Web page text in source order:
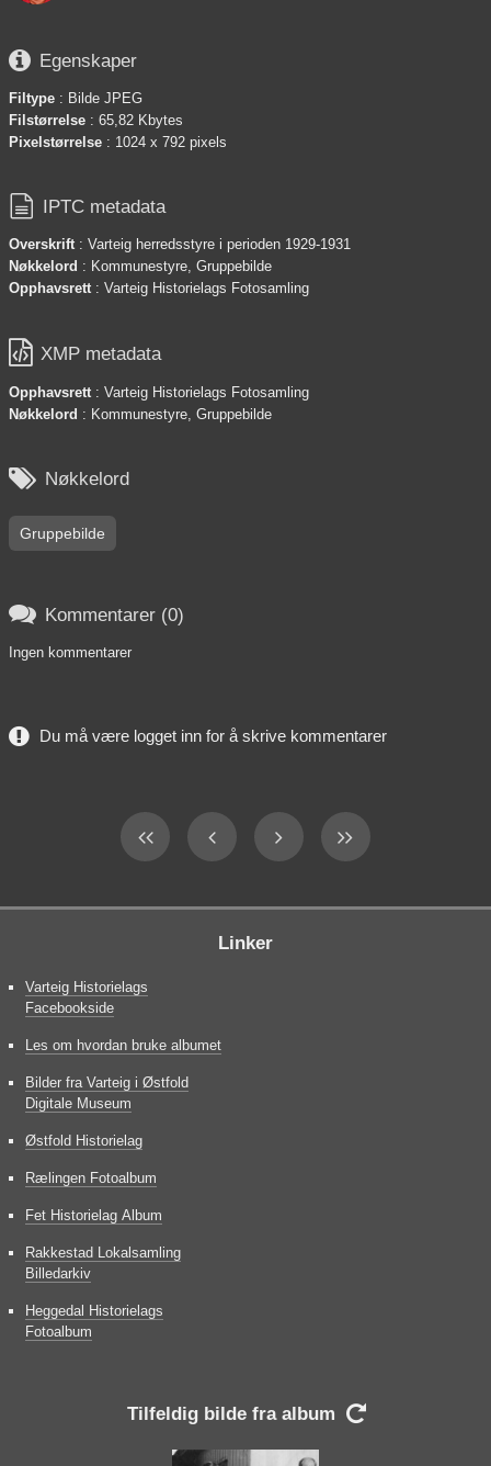
 Egenskaper
Filtype : Bilde JPEG
Filstørrelse : 65,82 Kbytes
Pixelstørrelse : 1024 x 792 pixels
 IPTC metadata
Overskrift: Varteig herredsstyre i perioden 1929-1931
Nøkkelord : Kommunestyre, Gruppebilde
Opphavsrett: Varteig Historielags Fotosamling
 XMP metadata
Opphavsrett: Varteig Historielags Fotosamling
Nøkkelord : Kommunestyre, Gruppebilde
 Nøkkelord
Gruppebilde
 Kommentarer (0)
Ingen kommentarer
Du må være logget inn for å skrive kommentarer
Linker
Varteig Historielags
Facebookside
Les om hvordan bruke albumet
Bilder fra Varteig i Østfold
Digitale Museum
Østfold Historielag
Rælingen Fotoalbum
Fet Historielag Album
Rakkestad Lokalsamling
Billedarkiv
Heggedal Historielags
Fotoalbum
Tilfeldig bilde fra album 